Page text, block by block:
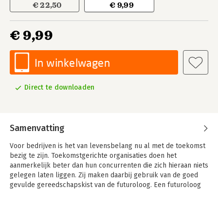
€ 22,50 € 9,99
€ 9,99
In winkelwagen
Direct te downloaden
Samenvatting
Voor bedrijven is het van levensbelang nu al met de toekomst
bezig te zijn. Toekomstgerichte organisaties doen het
aanmerkelijk beter dan hun concurrenten die zich hieraan niets
gelegen laten liggen. Zij maken daarbij gebruik van de goed
gevulde gereedschapskist van de futuroloog. Een futuroloog